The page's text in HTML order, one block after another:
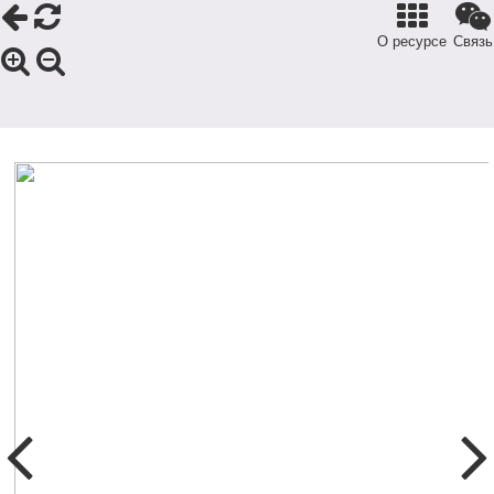
О ресурсе Связь